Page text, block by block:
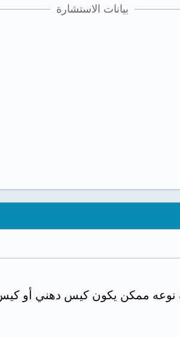
بيانات الاستشارة
نوعه ممكن يكون كيس دهني أو